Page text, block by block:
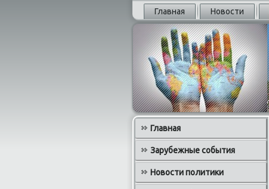
Главная Новости
Главная
Зарубежные события
Новости политики